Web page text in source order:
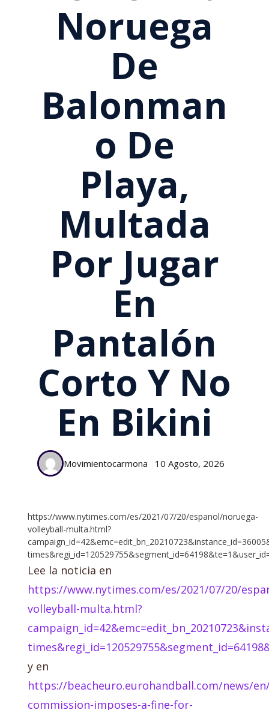
Noruega
De
Balonman
O De
Playa,
Multada
Por Jugar
En
Pantalón
Corto Y No
En Bikini
Movimientocarmona 10 Agosto, 2026
https://www.nytimes.com/es/2021/07/20/espanol/noruega-
volleyball-multa.html?
Lee la noticia en
https://www.nytimes.com/es/2021/07/20/
volleyball-multa.html?
y en
https://beacheuro.eurohandball.com/news/
commission-imposes-a-fine-for-